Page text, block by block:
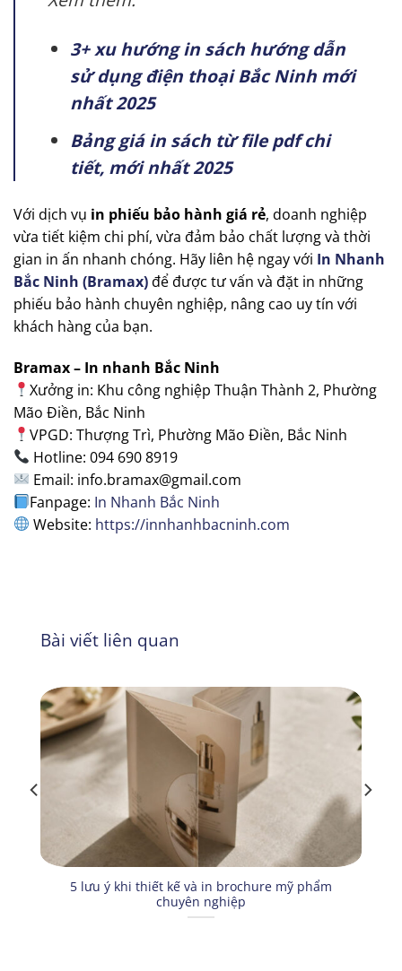
3+ xu hướng in sách hướng dẫn
sử dụng điện thoại Bắc Ninh mới
nhất 2025
Bảng giá in sách từ file pdf chi
tiết, mới nhất 2025
Với dịch vụ in phiếu bảo hành giá rẻ, doanh nghiệp
vừa tiết kiệm chi phí, vừa đảm bảo chất lượng và thời
gian in ấn nhanh chóng. Hãy liên hệ ngay với In Nhanh
Bắc Ninh (Bramax)để được tư vấn và đặt in những
phiếu bảo hành chuyên nghiệp, nâng cao uy tín với
khách hàng của bạn.
Bramax – In nhanh Bắc Ninh
Xưởng in: Khu công nghiệp Thuận Thành 2, Phường
Mão Điền, Bắc Ninh
VPGD: Thượng Trì, Phường Mão Điền, Bắc Ninh
Hotline: 094 690 8919
Email: info.bramax@gmail.com
Fanpage: In Nhanh Bắc Ninh
Website: https://innhanhbacninh.com
Bài viết liên quan
5 lưu ý khi thiết kế và in brochure mỹ phẩm
chuyên nghiệp